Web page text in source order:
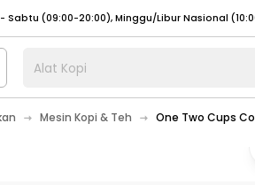
- Jumat (07:00 - 20:00), Sabtu - Minggu
(08:00 - 20:00), Sabtu - Minggu/ Libur
(08:00 - 20:00), Sabtu - Minggu/ Libur
- Sabtu (09:00-20:00), Minggu/Libur Nasional
Alat Kopi
Mesin Kopi & Teh One Two Cups